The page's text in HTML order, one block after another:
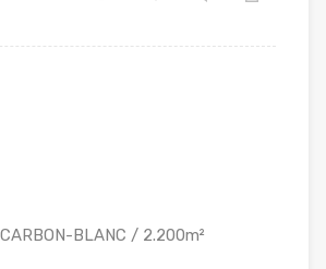
BLANC / 2.200m²